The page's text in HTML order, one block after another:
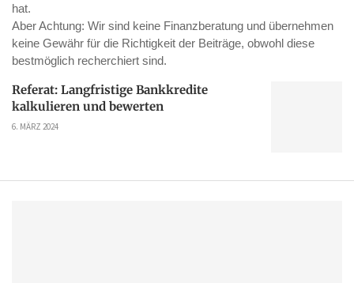
hat.
Aber Achtung: Wir sind keine Finanzberatung und übernehmen
keine Gewähr für die Richtigkeit der Beiträge, obwohl diese
bestmöglich recherchiert sind.
Referat: Langfristige Bankkredite
kalkulieren und bewerten
6. MÄRZ 2024